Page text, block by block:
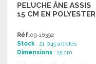
PELUCHE ÂNE ASSIS
15 CM EN POLYESTER
Réf.09-16392
Stock : 21 045 articles
Dimensions : 15 cm